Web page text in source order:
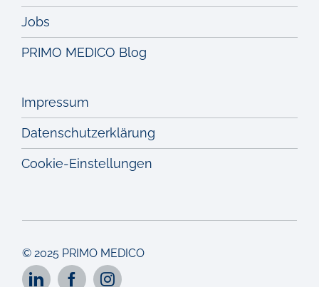
Jobs
PRIMO MEDICO Blog
Impressum
Datenschutzerklärung
Cookie-Einstellungen
© 2025 PRIMO MEDICO